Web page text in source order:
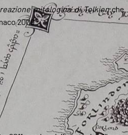
mitologica’ di Tolkienche
2009